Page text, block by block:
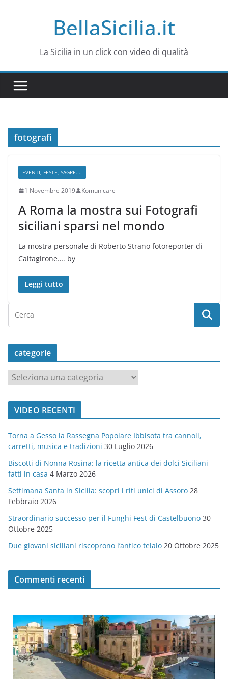
BellaSicilia.it
La Sicilia in un click con video di qualità
fotografi
EVENTI, FESTE, SAGRE....
1 Novembre 2019 Komunicare
A Roma la mostra sui Fotografi
siciliani sparsi nel mondo
La mostra personale di Roberto Strano fotoreporter di
Caltagirone…. by
Leggi tutto
categorie
a
t
o
r
i
e
VIDEO RECENTI
Torna a Gesso la Rassegna Popolare Ibbisota tra cannoli,
carretti, musica e tradizioni 30 Luglio 2026
Biscotti di Nonna Rosina: la ricetta antica dei dolci Siciliani
fatti in casa 4 Marzo 2026
Settimana Santa in Sicilia: scopri i riti unici di Assoro 28
Febbraio 2026
Straordinario successo per il Funghi Fest di Castelbuono 30
Ottobre 2025
Due giovani siciliani riscoprono l’antico telaio 20 Ottobre 2025
Commenti recenti